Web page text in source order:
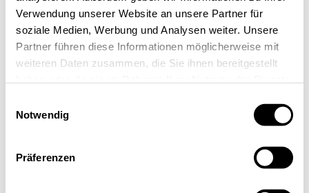
Verwendung unserer Website an unsere Partner für
soziale Medien, Werbung und Analysen weiter. Unsere
Partner führen diese Informationen möglicherweise mit
weiteren Daten zusammen, die Sie ihnen bereitgestellt
Notwendig
Präferenzen
2019